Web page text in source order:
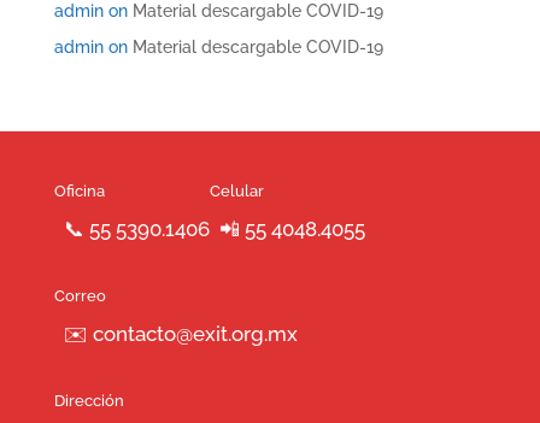
adminon Material descargable COVID-19
adminon Material descargable COVID-19
Oficina
📞 55 5390.1406
Celular
📲 55 4048.4055
Correo
✉️ contacto@exit.org.mx
Dirección